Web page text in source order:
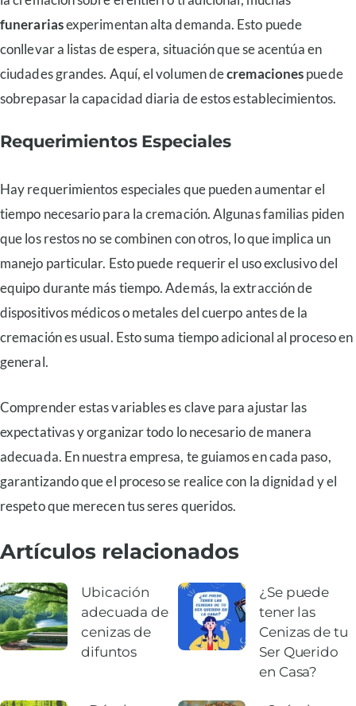
funerariasexperimentan alta demanda. Esto puede
conllevar a listas de espera, situación que se acentúa en
ciudades grandes. Aquí, el volumen decremacionespuede
sobrepasar la capacidad diaria de estos establecimientos.
Requerimientos Especiales
Hay requerimientos especiales que pueden aumentar el
tiempo necesario para la cremación. Algunas familias piden
que los restos no se combinen con otros, lo que implica un
manejo particular. Esto puede requerir el uso exclusivo del
equipo durante más tiempo. Además, la extracción de
dispositivos médicos o metales del cuerpo antes de la
cremación es usual. Esto suma tiempo adicional al proceso en
general.
Comprender estas variables es clave para ajustar las
expectativas y organizar todo lo necesario de manera
adecuada. En nuestra empresa, te guiamos en cada paso,
garantizando que el proceso se realice con la dignidad y el
respeto que merecen tus seres queridos.
Artículos relacionados
Ubicación
adecuada de
cenizas de
difuntos
¿Se puede
tener las
Cenizas de tu
Ser Querido
en Casa?